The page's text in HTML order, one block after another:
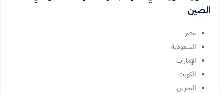
الصين
مصر
السعودية
الإمارات
الكويت
البحرين